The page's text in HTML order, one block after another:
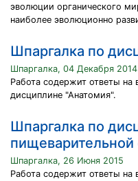
эволюции органического
наиболее эволюционно
Шпаргалка по
Шпаргалка, 04 Декабря 2014
Работа содержит ответы на
дисциплине "Анатомия".
Шпаргалка по
Шпаргалка, 26 Июня 2015
Работа содержит ответы на